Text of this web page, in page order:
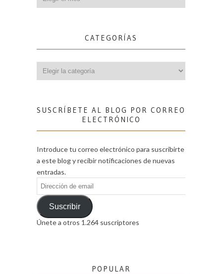
CATEGORÍAS
SUSCRÍBETE AL BLOG POR CORREO
ELECTRÓNICO
Introduce tu correo electrónico para suscribirte
a este blog y recibir notificaciones de nuevas
entradas.
Dirección
de
emailSuscribir
Únete a otros 1.264 suscriptores
POPULAR